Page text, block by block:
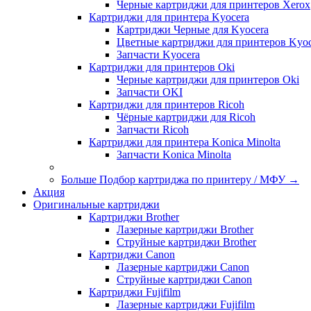
Черные картриджи для принтеров Xerox
Картриджи для принтера Kyocera
Картриджи Черные для Kyocera
Цветные картриджи для принтеров
Запчасти Kyocera
Картриджи для принтеров Oki
Черные картриджи для принтеров Oki
Запчасти OKI
Картриджи для принтеров Ricoh
Чёрные картриджи для Ricoh
Запчасти Ricoh
Картриджи для принтера Konica Minolta
Запчасти Koniсa Minolta
Больше Подбор картриджа по принтеру / МФУ →
Акция
Оригинальные картриджи
Картриджи Brother
Лазерные картриджи Brother
Струйные картриджи Brother
Картриджи Canon
Лазерные картриджи Canon
Струйные картриджи Canon
Картриджи Fujifilm
Лазерные картриджи Fujifilm